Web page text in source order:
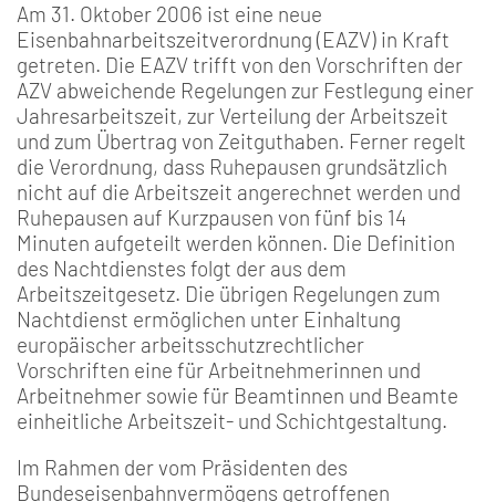
Am 31. Oktober 2006 ist eine neue
Eisenbahnarbeitszeitverordnung (EAZV) in Kraft
getreten. Die EAZV trifft von den Vorschriften der
AZV abweichende Regelungen zur Festlegung einer
Jahresarbeitszeit, zur Verteilung der Arbeitszeit
und zum Übertrag von Zeitguthaben. Ferner regelt
die Verordnung, dass Ruhepausen grundsätzlich
nicht auf die Arbeitszeit angerechnet werden und
Ruhepausen auf Kurzpausen von fünf bis 14
Minuten aufgeteilt werden können. Die Definition
des Nachtdienstes folgt der aus dem
Arbeitszeitgesetz. Die übrigen Regelungen zum
Nachtdienst ermöglichen unter Einhaltung
europäischer arbeitsschutzrechtlicher
Vorschriften eine für Arbeitnehmerinnen und
Arbeitnehmer sowie für Beamtinnen und Beamte
einheitliche Arbeitszeit- und Schichtgestaltung.
Im Rahmen der vom Präsidenten des
Bundeseisenbahnvermögens getroffenen